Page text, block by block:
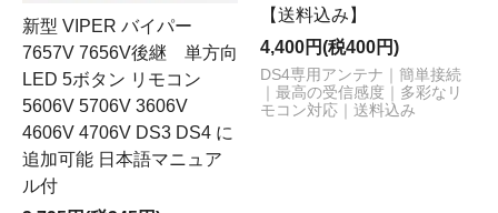
新型 VIPER バイパー
7657V 7656V後継 単方向
LED 5ボタン リモコン
5606V 5706V 3606V
4606V 4706V DS3 DS4 に
追加可能 日本語マニュア
ル付
【送料込み】
4,400円(税400円)
DS4専用アンテナ｜簡単接続
｜最高の受信感度｜多彩なリ
モコン対応｜送料込み